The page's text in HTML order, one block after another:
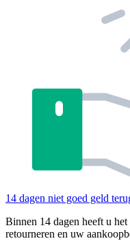
14 dagen niet goed geld
Binnen 14 dagen heeft u
retourneren en uw